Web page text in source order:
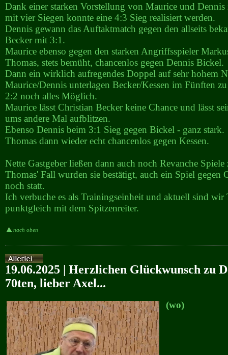
Dank einer starken Vorstellung von Maurice und
mit vier Siegen konnte eine 4:3 Sieg realisiert werden.
Dennis gewann das Auftaktmatch gegen den allseits
Becker mit 3:1.
Maurice ebenso gegen den starken Angriffsspieler
Thomas, stets bemüht, chancenlos gegen Dennis Bickel.
Dann ein wirklich aufregendes Doppel auf sehr hohem
Maurice/Dennis unterlagen Becker/Kessen im Fünften
2:2 noch alles Möglich.
Maurice lässt Christian Becker keine Chance und lässt
ums andere Mal aufblitzen.
Ebenso Dennis beim 3:1 Sieg gegen Bickel - ganz stark.
Thomas dann wieder echt chancenlos gegen Kessen.
Nette Gastgeber ließen dann auch noch Revanche
Thomas' Fall wurden sie bestätigt, auch ein Spiel gegen
noch statt.
Ich verbuche es als Trainingseinheit und aktuell sind wir
punktgleich mit dem Spitzenreiter.
nach oben
19.06.2025 | Herzlichen Glückwunsch zu
70ten, lieber Axel...
(wo)